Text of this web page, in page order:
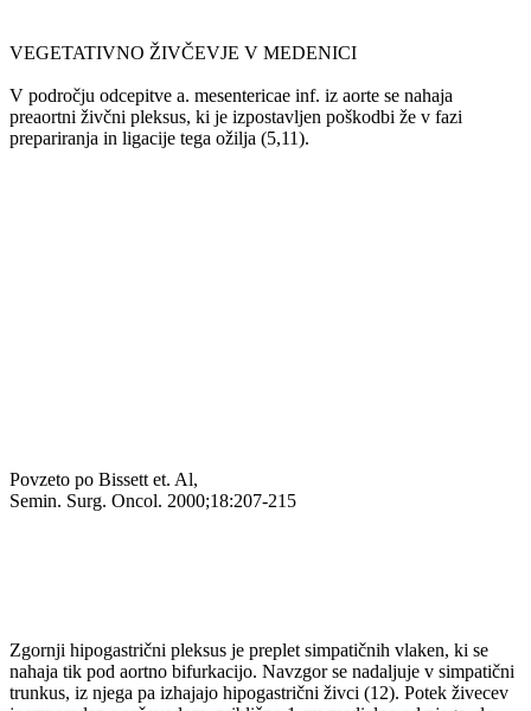
VEGETATIVNO ŽIVČEVJE V MEDENICI
V področju odcepitve a. mesentericae inf. iz aorte se nahaja
preaortni živčni pleksus, ki je izpostavljen poškodbi že v fazi
prepariranja in ligacije tega ožilja (5,11).
Povzeto po Bissett et. Al,
Semin. Surg. Oncol. 2000;18:207-215
Zgornji hipogastrični pleksus je preplet simpatičnih vlaken, ki se
nahaja tik pod aortno bifurkacijo. Navzgor se nadaljuje v simpatični
trunkus, iz njega pa izhajajo hipogastrični živci (12). Potek živecev